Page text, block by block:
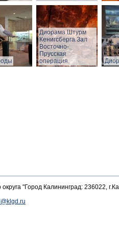
Диорама Штурм
Кенигсберга.Зал
Восточно-
Прусская
операция.
"Город Калининград: 236022,